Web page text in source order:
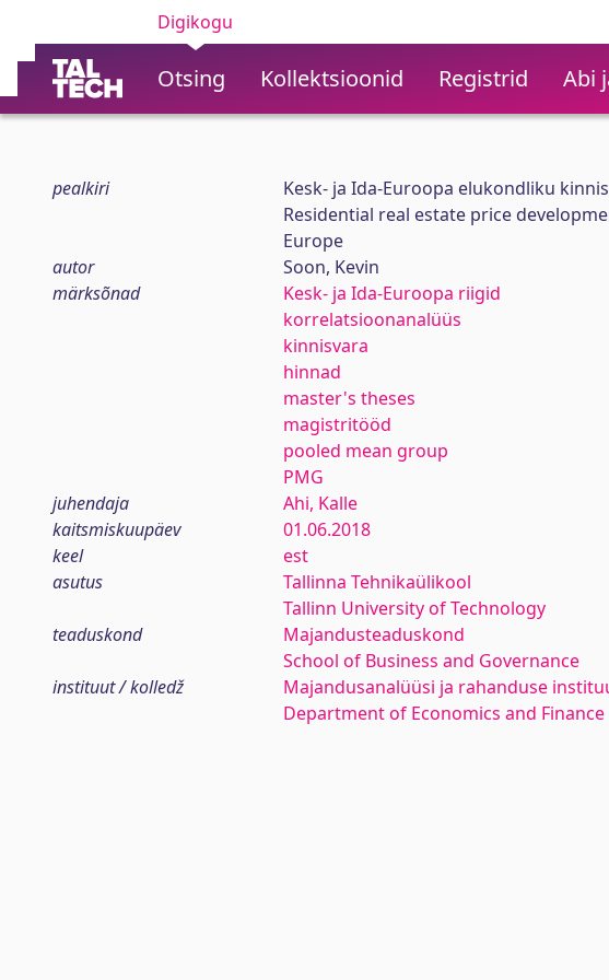
Digikogu
Otsing Kollektsioonid Registrid Abi
pealkiri
Kesk- ja Ida-Euroopa elukondliku
Residential real estate price
Europe
autor
Soon, Kevin
märksõnad
Kesk- ja Ida-Euroopa riigid
korrelatsioonanalüüs
kinnisvara
hinnad
master's theses
magistritööd
pooled mean group
PMG
juhendaja
Ahi, Kalle
kaitsmiskuupäev
01.06.2018
keel
est
asutus
Tallinna Tehnikaülikool
Tallinn University of Technology
teaduskond
Majandusteaduskond
School of Business and Governance
instituut / kolledž
Majandusanalüüsi ja rahanduse
Department of Economics and Finance